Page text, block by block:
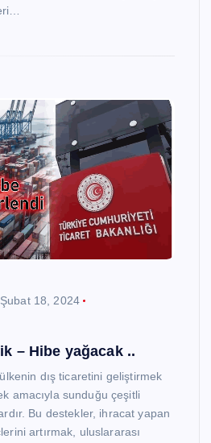
Şubat 18, 2024
– Hibe yağacak ..
dış ticaretini geliştirmek
amacıyla sunduğu çeşitli
Bu destekler, ihracat yapan
artırmak, uluslararası